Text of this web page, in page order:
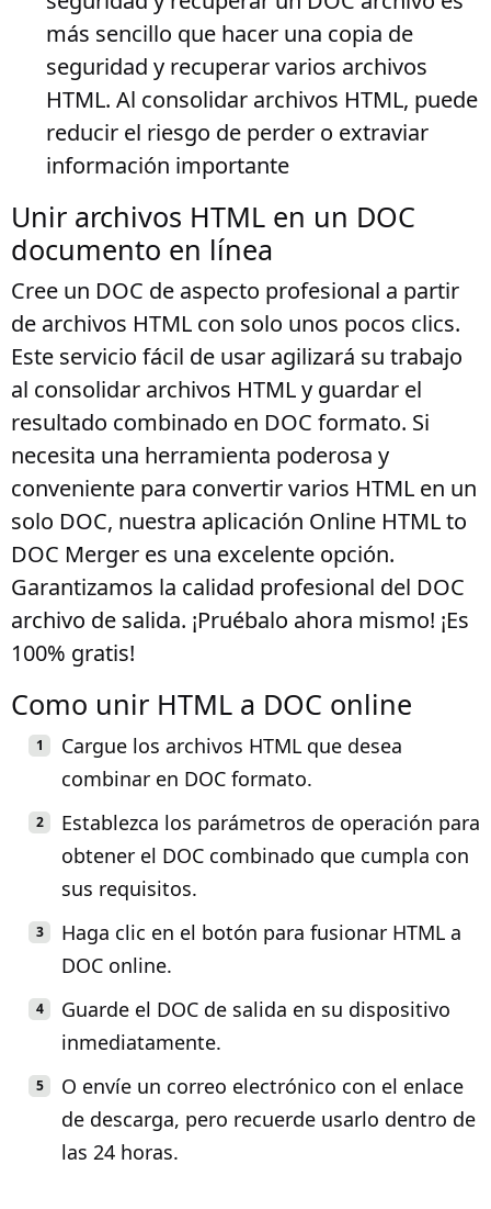
más sencillo que hacer una copia de
seguridad y recuperar varios archivos
HTML. Al consolidar archivos HTML, puede
reducir el riesgo de perder o extraviar
información importante
Unir archivos HTML en un DOC
documento en línea
Cree un DOC de aspecto profesional a partir
de archivos HTML con solo unos pocos clics.
Este servicio fácil de usar agilizará su trabajo
al consolidar archivos HTML y guardar el
resultado combinado en DOC formato. Si
necesita una herramienta poderosa y
conveniente para convertir varios HTML en un
solo DOC, nuestra aplicación Online HTML to
DOC Merger es una excelente opción.
Garantizamos la calidad profesional del DOC
archivo de salida. ¡Pruébalo ahora mismo! ¡Es
100% gratis!
Como unir HTML a DOC online
Cargue los archivos HTML que desea
combinar en DOC formato.
Establezca los parámetros de operación para
obtener el DOC combinado que cumpla con
sus requisitos.
Haga clic en el botón para fusionar HTML a
DOC online.
Guarde el DOC de salida en su dispositivo
inmediatamente.
O envíe un correo electrónico con el enlace
de descarga, pero recuerde usarlo dentro de
las 24 horas.